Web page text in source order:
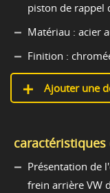
piston de rappel
Matériau : acier
Finition :
Ajouter une
Présentation de
frein arrière VW